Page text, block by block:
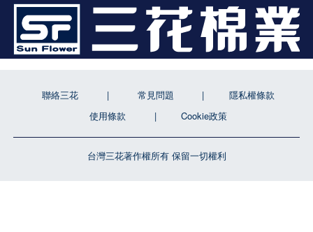
台灣三花著作權所有 保留一切權利
聯絡三花 常見問題
隱私權條款
使用條款
Cookie政策